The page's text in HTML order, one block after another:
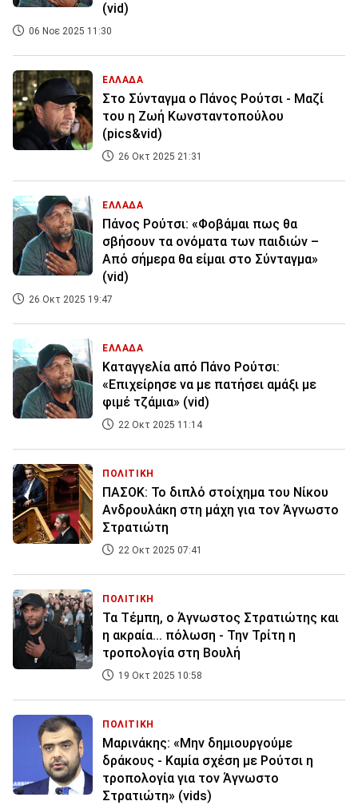
(vid)
06 Νοε 2025 11:30
ΕΛΛΑΔΑ
Στο Σύνταγμα ο Πάνος Ρούτσι - Μαζί
του η Ζωή Κωνσταντοπούλου
(pics&vid)
26 Οκτ 2025 21:31
ΕΛΛΑΔΑ
Πάνος Ρούτσι: «Φοβάμαι πως θα
σβήσουν τα ονόματα των παιδιών –
Από σήμερα θα είμαι στο Σύνταγμα»
(vid)
26 Οκτ 2025 19:47
ΕΛΛΑΔΑ
Καταγγελία από Πάνο Ρούτσι:
«Επιχείρησε να με πατήσει αμάξι με
φιμέ τζάμια» (vid)
22 Οκτ 2025 11:14
ΠΟΛΙΤΙΚΗ
ΠΑΣΟΚ: Το διπλό στοίχημα του Νίκου
Ανδρουλάκη στη μάχη για τον Άγνωστο
Στρατιώτη
22 Οκτ 2025 07:41
ΠΟΛΙΤΙΚΗ
Τα Τέμπη, ο Άγνωστος Στρατιώτης και
η ακραία... πόλωση - Την Τρίτη η
τροπολογία στη Βουλή
19 Οκτ 2025 10:58
ΠΟΛΙΤΙΚΗ
Μαρινάκης: «Μην δημιουργούμε
δράκους - Καμία σχέση με Ρούτσι η
τροπολογία για τον Άγνωστο
Στρατιώτη» (vids)